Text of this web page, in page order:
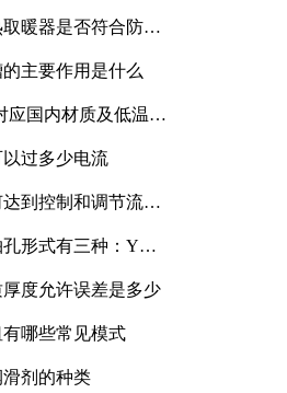
暖器是否符合防爆
主要作用是什么
应国内材质及低温冲
过多少电流
到控制和调节流量
形式有三种：Y
度允许误差是多少
哪些常见模式
剂的种类